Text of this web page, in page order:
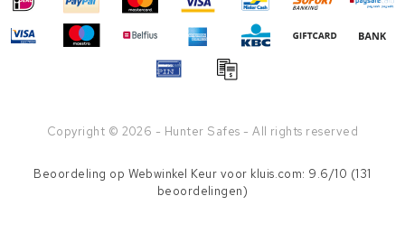
Copyright © 2026 - Hunter Safes - All rights reserved
Beoordeling op Webwinkel Keur voor kluis.com: 9.6/10 (131
beoordelingen)